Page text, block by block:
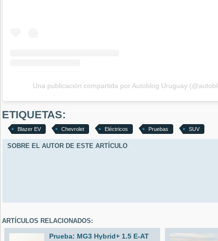
Una publicación compartida por Autoblog Uruguay
ETIQUETAS:
Blazer EV Chevrolet Eléctricos Pruebas SUV
SOBRE EL AUTOR DE ESTE ARTÍCULO
ARTÍCULOS RELACIONADOS:
Prueba: MG3 Hybrid+ 1.5 E-AT